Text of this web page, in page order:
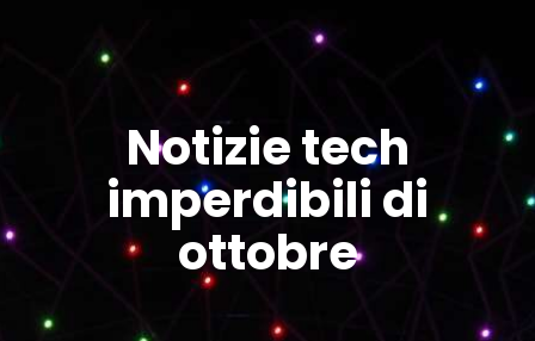
Notizie tech
imperdibili di
ottobre